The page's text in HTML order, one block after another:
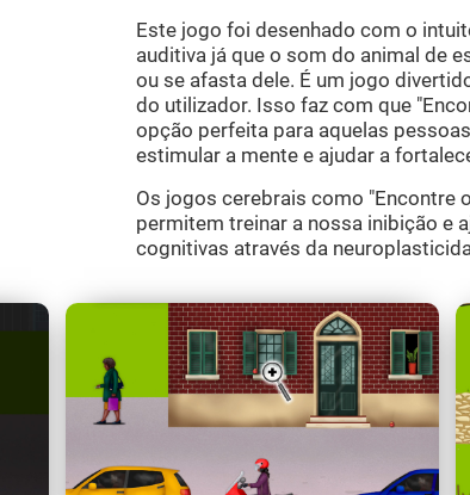
Este jogo foi desenhado com o
auditiva já que o som do animal de
ou se afasta dele. É um jogo
do utilizador. Isso faz com que
opção perfeita para aquelas
estimular a mente e ajudar a
Os jogos cerebrais como "Encontre
permitem treinar a nossa inibição e
cognitivas através da